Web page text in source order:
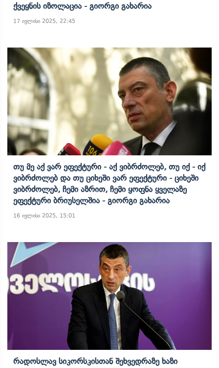
Ქვეყნის Იზოლაცია - Გიორგი Გახარია
17 ივლისი 2025, 22:45
Თუ Მე Აქ Ვარ Ეფექტური - Აქ Ვიბრძოლებ, Თუ Იქ - Იქ
Ვიბრძოლებ Და Თუ Ციხეში Ვარ Ეფექტური - Ციხეში
Ვიბრძოლებ, Ჩემი Აზრით, Ჩემი Ყოფნა Ყველაზე
Ეფექტური Ბრიუსელშია - Გიორგი Გახარია
16 ივლისი 2025, 15:01
Რადოსლავ Სიკორსკისთან Შეხვედრაზე Ხაზი